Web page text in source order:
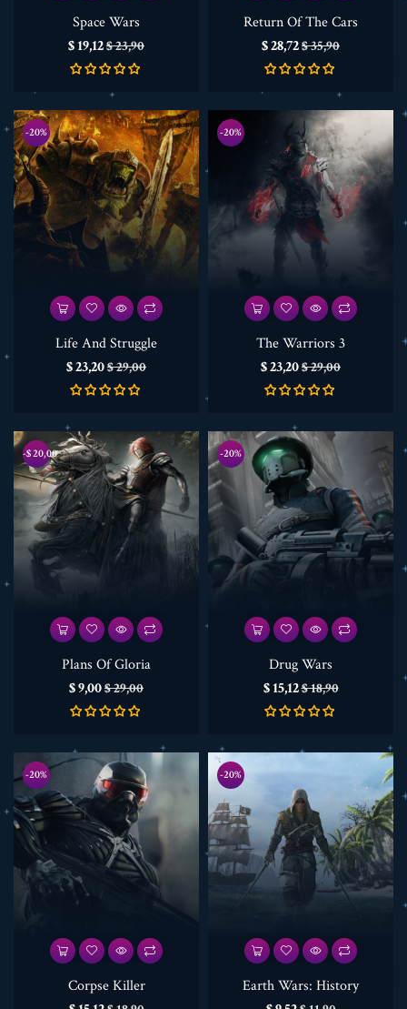
Space Wars
Prijs
$ 19,12Normale
prijs
$ 23,90
Return Of The Cars
Prijs
$ 28,72Normale
prijs
$ 35,90
-20%
Life And Struggle
Prijs
$ 23,20Normale
prijs
$ 29,00
-20%
The Warriors 3
Prijs
$ 23,20Normale
prijs
$ 29,00
-$ 20,00
Plans Of Gloria
Prijs
$ 9,00Normale
prijs
$ 29,00
-20%
Drug Wars
Prijs
$ 15,12Normale
prijs
$ 18,90
-20%
Corpse Killer
-20%
Earth Wars: History